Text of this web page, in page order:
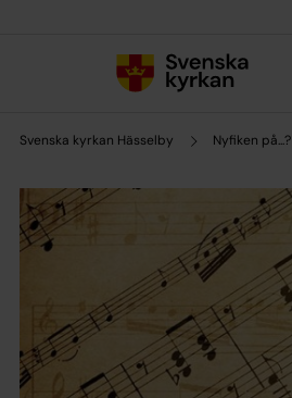
Svenska kyrkan Hässelby Nyfiken på...?